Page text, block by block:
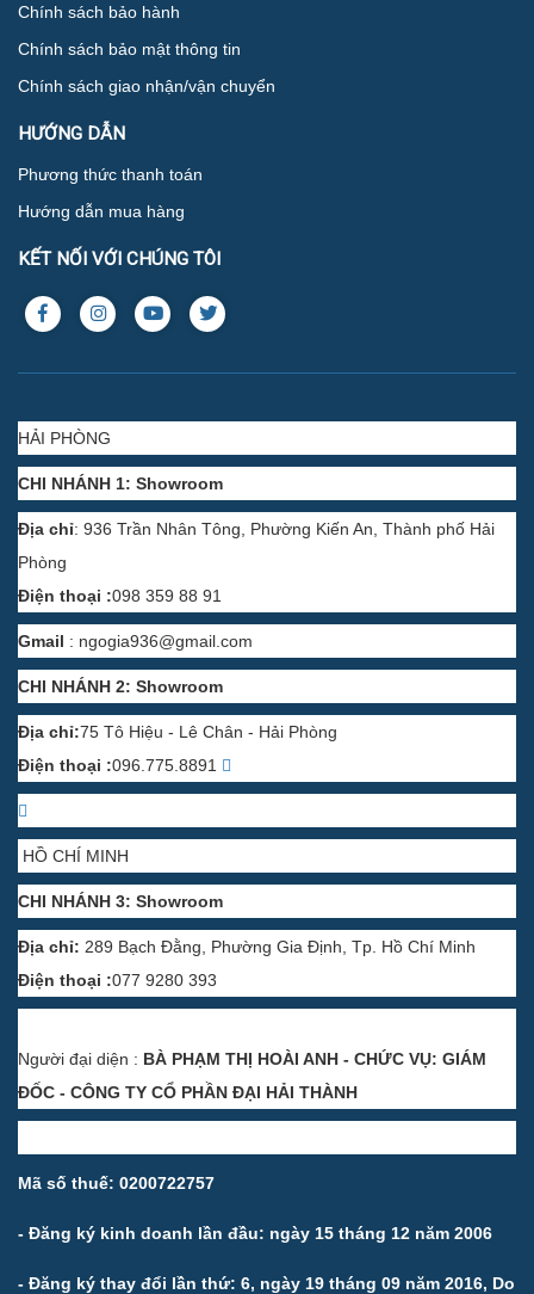
Chính sách bảo hành
Chính sách bảo mật thông tin
Chính sách giao nhận/vận chuyển
HƯỚNG DẪN
Phương thức thanh toán
Hướng dẫn mua hàng
KẾT NỐI VỚI CHÚNG TÔI
HẢI PHÒNG
CHI NHÁNH 1: Showroom
Địa chỉ: 936 Trần Nhân Tông, Phường Kiến An, Thành phố Hải
Phòng
Điện thoại :098 359 88 91
Gmail : ngogia936@gmail.com
CHI NHÁNH 2: Showroom
Địa chỉ:75 Tô Hiệu - Lê Chân - Hải Phòng
Điện thoại :096.775.8891
HỒ CHÍ MINH
CHI NHÁNH 3: Showroom
Địa chỉ: 289 Bạch Đằng, Phường Gia Định, Tp. Hồ Chí Minh
Điện thoại :077 9280 393
Người đại diện : BÀ PHẠM THỊ HOÀI ANH - CHỨC VỤ: GIÁM
ĐỐC - CÔNG TY CỔ PHẦN ĐẠI HẢI THÀNH
Mã số thuế: 0200722757
- Đăng ký kinh doanh lần đầu: ngày 15 tháng 12 năm 2006
- Đăng ký thay đổi lần thứ: 6, ngày 19 tháng 09 năm 2016, Do